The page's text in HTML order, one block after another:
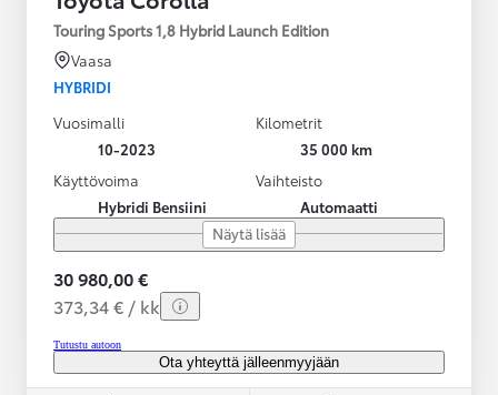
Touring Sports 1,8 Hybrid Launch Edition
Vaasa
HYBRIDI
Vuosimalli
10-2023
Kilometrit
35 000 km
Käyttövoima
Hybridi Bensiini
Vaihteisto
Automaatti
Näytä lisää
30 980,00 €
373,34 € / kk
Tutustu autoon
Ota yhteyttä jälleenmyyjään